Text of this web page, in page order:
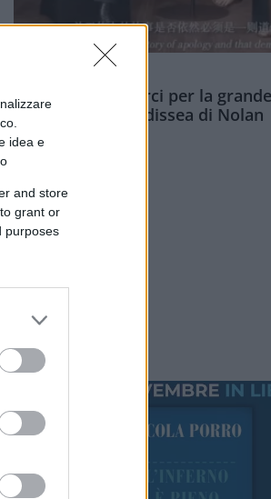
idea e
and store
grant or
purposes
Dobbiamo scusarci per la
è l'Odissea di Nolan